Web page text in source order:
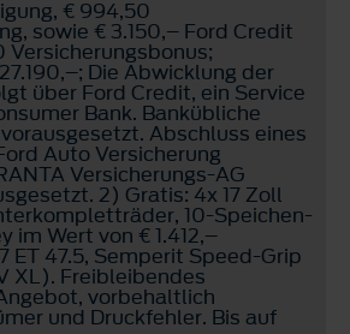
€ 994,50
sowie € 3.150,– Ford Credit
Versicherungsbonus;
Die Abwicklung der
über Ford Credit, ein Service
Bank. Bankübliche
Abschluss eines
Auto Versicherung
Versicherungs-AG
2) Gratis: 4x 17 Zoll
10-Speichen-
im Wert von € 1.412,–
ET 47.5, Semperit Speed-Grip
XL). Freibleibendes
vorbehaltlich
und Druckfehler. Bis auf